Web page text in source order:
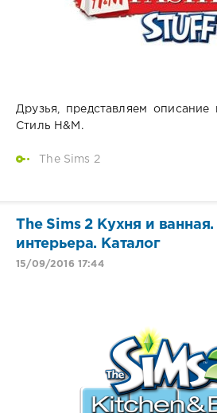
Друзья, представляем описание
Стиль Н&М.
The Sims 2
The Sims 2 Кухня и
интерьера. Каталог
15/09/2016 17:44